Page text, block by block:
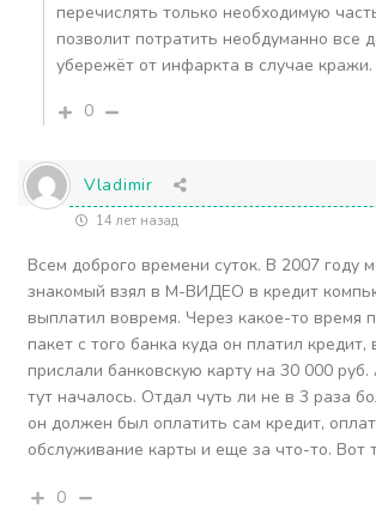
перечислять только необходимую
позволит потратить необдуманно все
убережёт от инфаркта в случае кражи.
0
Vladimir
14 лет назад
Всем доброго времени суток. В 2007 году
знакомый взял в М-ВИДЕО в кредит
выплатил вовремя. Через какое-то время
пакет с того банка куда он платил кредит,
прислали банковскую карту на 30 000
тут началось. Отдал чуть ли не в 3 раза
он должен был оплатить сам кредит,
обслуживание карты и еще за что-то. Вот
0